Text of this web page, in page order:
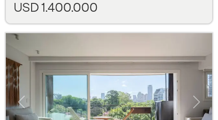
USD 1.400.000
Previous Next